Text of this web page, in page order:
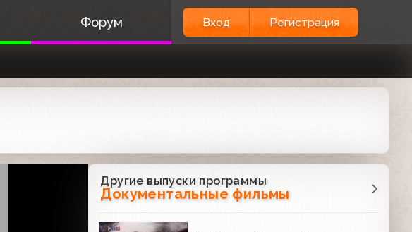
Форум Вход Регистрация
Другие выпуски программы
Документальные фильмы